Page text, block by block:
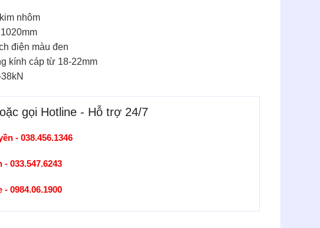
nhôm
điện màu đen
kính cáp từ 18-22mm
gọi Hotline - Hỗ trợ 24/7
- 038.456.1346
033.547.6243
- 0984.06.1900